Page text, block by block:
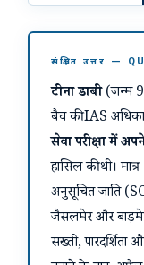
संक्षिप्त उत्तर —
टीना डाबी(जन्म 9
बैच की IAS
सेवा परीक्षा में
हासिल की थी।
अनुसूचित जाति
जैसलमेर और
सख्ती,